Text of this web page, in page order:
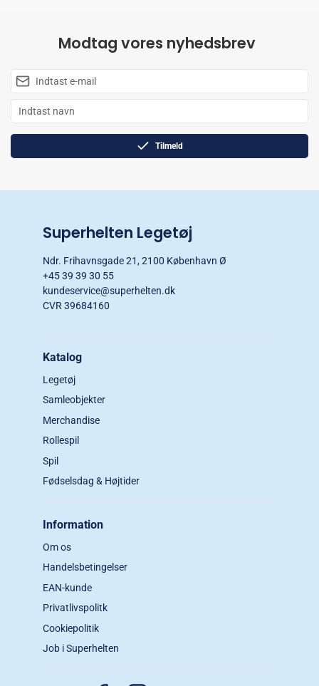
Modtag vores nyhedsbrev
Tilmeld
Superhelten Legetøj
Ndr. Frihavnsgade 21, 2100 København Ø
+45 39 39 30 55
kundeservice@superhelten.dk
CVR 39684160
Katalog
Legetøj
Samleobjekter
Merchandise
Rollespil
Spil
Fødselsdag & Højtider
Information
Om os
Handelsbetingelser
EAN-kunde
Privatlivspolitk
Cookiepolitik
Job i Superhelten